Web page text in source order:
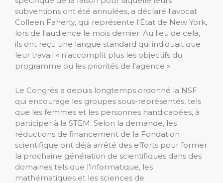
subventions ont été annulées, a déclaré l'avocat
Colleen Faherty, qui représente l'État de New York,
lors de l'audience le mois dernier. Au lieu de cela,
ils ont reçu une langue standard qui indiquait que
leur travail « n'accomplit plus les objectifs du
programme ou les priorités de l'agence ».
Le Congrès a depuis longtemps ordonné la NSF
qui encourage les groupes sous-représentés, tels
que les femmes et les personnes handicapées, à
participer à la STEM. Selon la demande, les
réductions de financement de la Fondation
scientifique ont déjà arrêté des efforts pour former
la prochaine génération de scientifiques dans des
domaines tels que l'informatique, les
mathématiques et les sciences de